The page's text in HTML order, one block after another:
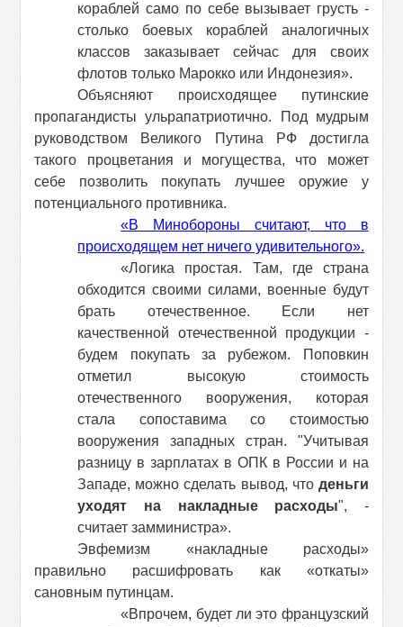
кораблей само по себе вызывает грусть -
столько боевых кораблей аналогичных
классов заказывает сейчас для своих
флотов только Марокко или Индонезия».
Объясняют происходящее путинские
пропагандисты ульрапатриотично. Под мудрым
руководством Великого Путина РФ достигла
такого процветания и могущества, что может
себе позволить покупать лучшее оружие у
потенциального противника.
«В Минобороны считают, что в
происходящем нет ничего удивительного».
«Логика простая. Там, где страна
обходится своими силами, военные будут
брать отечественное. Если нет
качественной отечественной продукции -
будем покупать за рубежом. Поповкин
отметил высокую стоимость
отечественного вооружения, которая
стала сопоставима со стоимостью
вооружения западных стран. "Учитывая
разницу в зарплатах в ОПК в России и на
Западе, можно сделать вывод, что деньги
уходят на накладные расходы", -
считает замминистра».
Эвфемизм «накладные расходы»
правильно расшифровать как «откаты»
сановным путинцам.
«Впрочем, будет ли это французский